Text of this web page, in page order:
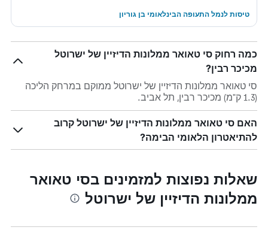
טיסות לנמל התעופה הבינלאומי בן גוריון
כמה רחוק סי טאואר ממלונות הדיזיין של ישרוטל
מכיכר רבין?
סי טאואר ממלונות הדיזיין של ישרוטל ממוקם במרחק הליכה
(1.3 ק"מ) מכיכר רבין, תל אביב.
האם סי טאואר ממלונות הדיזיין של ישרוטל קרוב
להתיאטרון הלאומי הבימה?
שאלות נפוצות למזמינים בסי טאואר
ממלונות הדיזיין של ישרוטל